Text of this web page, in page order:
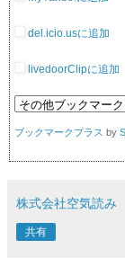
del.icio.usに追加
livedoorClipに追加
ブックマークプラス by
株式会社空気読
共有